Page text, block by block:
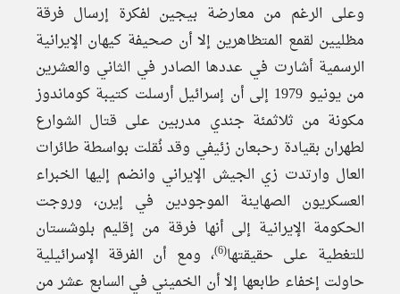
وعلى الرغم من معارضة بيجين لفكرة إرسال فرقة
مظليين لقمع المتظاهرين إلا أن صحيفة كيهان الإيرانية
الرسمية أشارت في عددها الصادر في الثاني والعشرين
من يونيو 1979 إلى أن إسرائيل أرسلت كتيبة كوماندوز
مكونة من ثلاثمئة جندي مدربين على قتال الشوارع
لطهران بقيادة رحبعان زئيفي وقد نُقلت بواسطة طائرات
العال وارتدت زي الجيش الإيراني وانضم إليها الخبراء
العسكريون الصهاينة الموجودين في إيرن، وروجت
الحكومة الإيرانية إلى أنها فرقة من إقليم بلوشستان
للتغطية على حقيقتها(6) ، ومع أن الفرقة الإسرائيلية
حاولت إخفاء طابعها إلا أن الخميني في السابع عشر من